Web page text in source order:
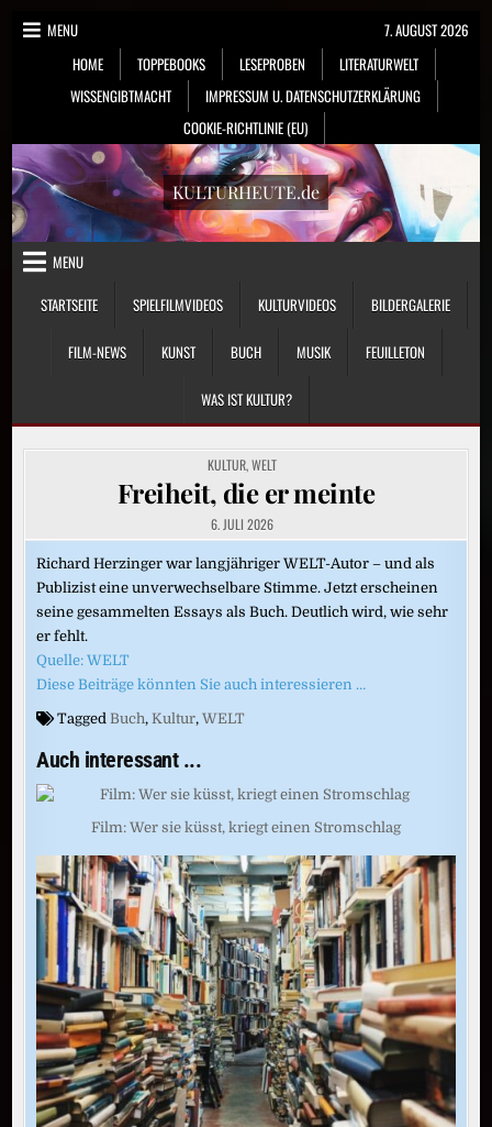
Skip
MENU
HOME
TOPPEBOOKS LESEPROBEN
LITERATURWELT
WISSENGIBTMACHT
IMPRESSUM U. DATENSCHUTZERKLÄRUNG
COOKIE-RICHTLINIE (EU)
7. AUGUST 2026
KULTURHEUTE.de
MENU
STARTSEITE
SPIELFILMVIDEOS KULTURVIDEOS BILDERGALERIE
FILM-NEWS KUNST BUCH MUSIK FEUILLETON
WAS IST KULTUR?
POSTED
IN
KULTUR,WELT
Freiheit, die er meinte
6. JULI 2026
Richard Herzinger war langjähriger WELT-Autor – und als
Publizist eine unverwechselbare Stimme. Jetzt erscheinen
seine gesammelten Essays als Buch. Deutlich wird, wie sehr
er fehlt.
Quelle: WELT
Diese Beiträge könnten Sie auch interessieren …
Tagged Buch, Kultur,WELT
Auch interessant ...
Film: Wer sie küsst, kriegt einen Stromschlag